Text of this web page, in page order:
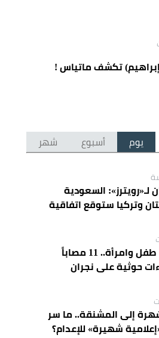
تكشف ماتياس !
يوم أسبوع شهر
لـ«رويترز»: السعودية
وتركيا ستوقع اتفاقية
بينهم طفل وامرأة.. 11 مصاباً
حوثية على نجران
إلى المشنقة.. ما سر
شهيرة» للإعدام؟